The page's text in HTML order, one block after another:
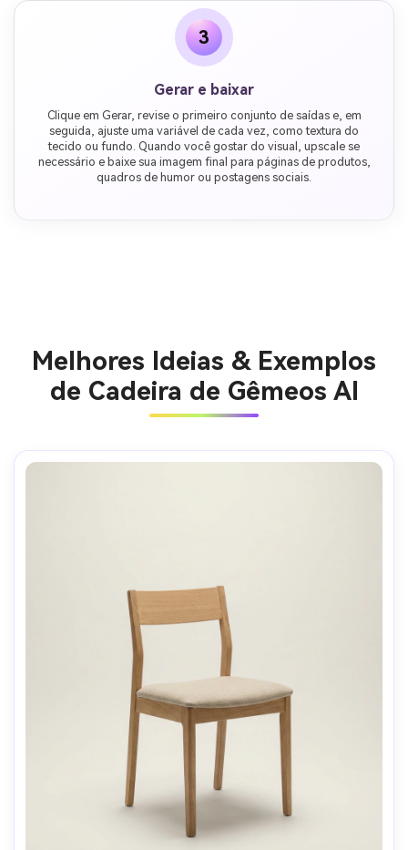
3
Gerar e baixar
Clique em Gerar, revise o primeiro conjunto de saídas e, em
seguida, ajuste uma variável de cada vez, como textura do
tecido ou fundo. Quando você gostar do visual, upscale se
necessário e baixe sua imagem final para páginas de produtos,
quadros de humor ou postagens sociais.
Melhores Ideias & Exemplos
de Cadeira de Gêmeos AI